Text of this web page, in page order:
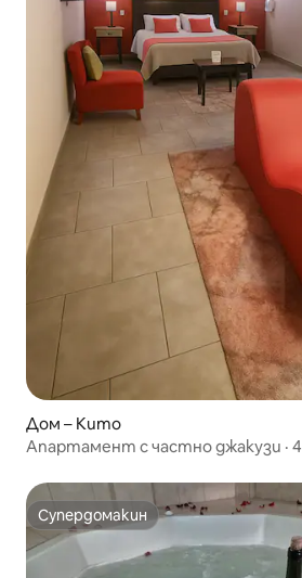
Дом – Кито
Апартамент с частно джакузи ·
Супердомакин
Супердомакин